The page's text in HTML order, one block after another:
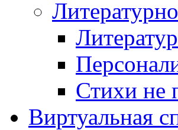
Стихи не
Виртуальная